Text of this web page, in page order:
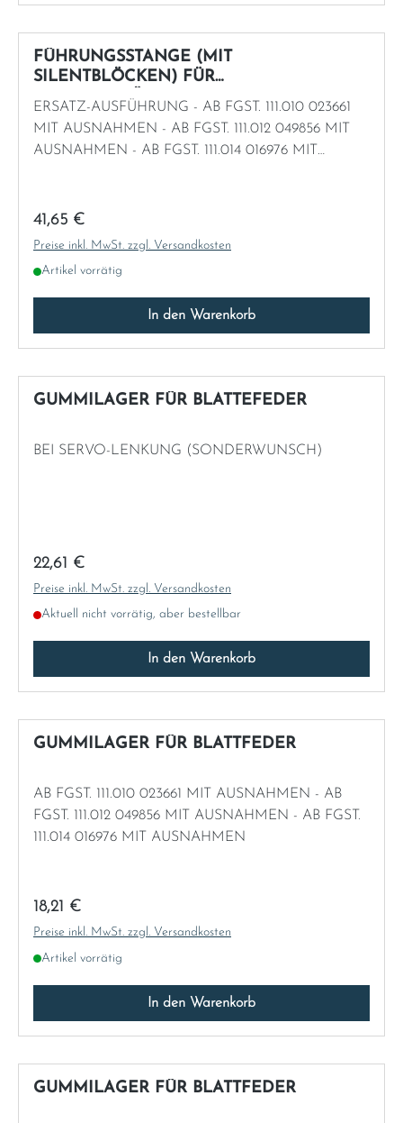
FÜHRUNGSSTANGE (MIT
SILENTBLÖCKEN) FÜR
SEITENABSTÜTZUNG
ERSATZ-AUSFÜHRUNG - AB FGST. 111.010 023661
MIT AUSNAHMEN - AB FGST. 111.012 049856 MIT
AUSNAHMEN - AB FGST. 111.014 016976 MIT
Regulärer Preis:
41,65 €
Preise inkl. MwSt. zzgl. Versandkosten
Artikel vorrätig
In den Warenkorb
GUMMILAGER FÜR BLATTEFEDER
BEI SERVO-LENKUNG (SONDERWUNSCH)
Regulärer Preis:
22,61 €
Preise inkl. MwSt. zzgl. Versandkosten
Aktuell nicht vorrätig, aber bestellbar
In den Warenkorb
GUMMILAGER FÜR BLATTFEDER
AB FGST. 111.010 023661 MIT AUSNAHMEN - AB
FGST. 111.012 049856 MIT AUSNAHMEN - AB FGST.
111.014 016976 MIT AUSNAHMEN
Regulärer Preis:
18,21 €
Preise inkl. MwSt. zzgl. Versandkosten
Artikel vorrätig
In den Warenkorb
GUMMILAGER FÜR BLATTFEDER